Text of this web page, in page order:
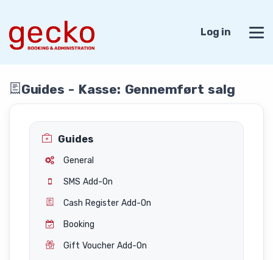
Log in
Guides - Kasse: Gennemført salg
Guides
General
SMS Add-On
Cash Register Add-On
Booking
Gift Voucher Add-On